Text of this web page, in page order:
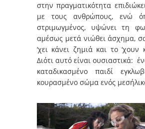
στην πραγματικότητα
με τους ανθρώπους, ενώ
στριμωγμένος, υψώνει τη
αμέσως μετά νιώθει άσχημα,
‘χει κάνει ζημιά και το ‘χουν
Διότι αυτό είναι ουσιαστικά:
καταδικασμένο παιδί
κουρασμένο σώμα ενός